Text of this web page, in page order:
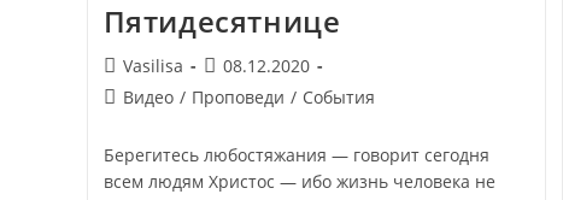
Пятидесятнице
Vasilisa
08.12.2020
Видео / Проповеди / События
Берегитесь любостяжания — говорит сегодня
всем людям Христос — ибо жизнь человека не